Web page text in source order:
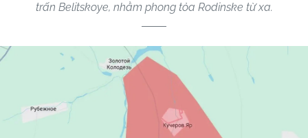
trấn Belitskoye, nhằm phong tỏa Rodinske từ xa.